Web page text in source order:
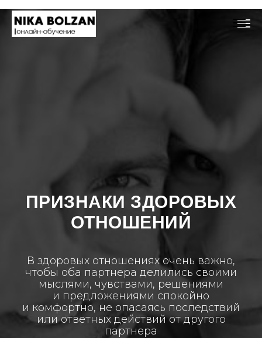
ПРИЗНАКИ ЗДОРОВЫХ
ОТНОШЕНИЙ
В здоровых отношениях очень важно,
чтобы оба партнера делились своими
мыслями, чувствами, решениями
и предложениями спокойно
и комфортно, не опасаясь последствий
или ответных действий от другого
партнера